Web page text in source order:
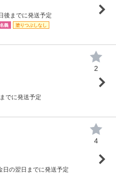
後までに発送予定
義
塗りつぶしなし
でに発送予定
2
日の翌日までに発送予定
4